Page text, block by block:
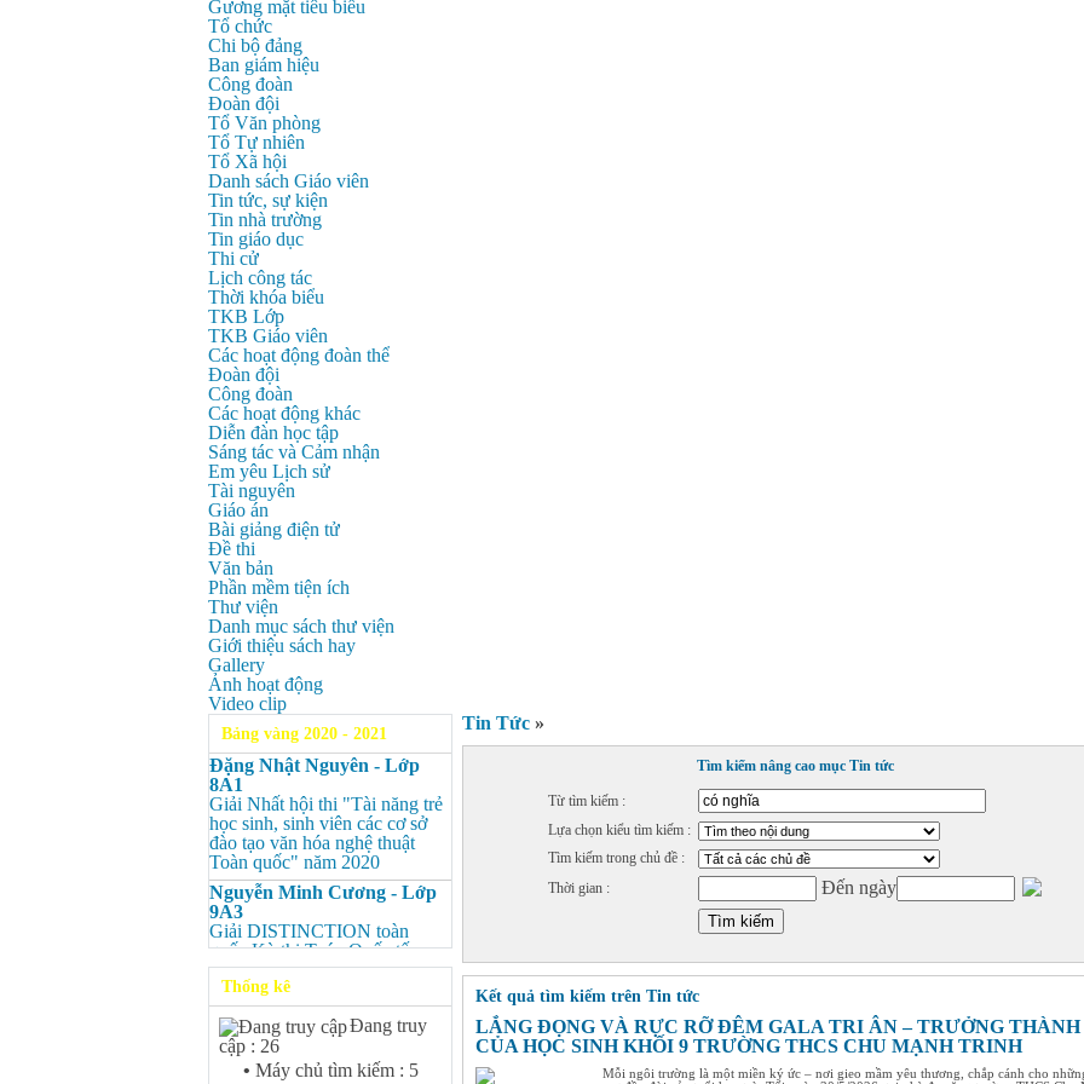
Gương mặt tiêu biểu
Tổ chức
Chi bộ đảng
Ban giám hiệu
Công đoàn
Đoàn đội
Tổ Văn phòng
Tổ Tự nhiên
Tổ Xã hội
Danh sách Giáo viên
Tin tức, sự kiện
Tin nhà trường
Tin giáo dục
Thi cử
Lịch công tác
Thời khóa biểu
TKB Lớp
TKB Giáo viên
Các hoạt động đoàn thể
Đoàn đội
Công đoàn
Các hoạt động khác
Diễn đàn học tập
Sáng tác và Cảm nhận
Em yêu Lịch sử
Tài nguyên
Giáo án
Bài giảng điện tử
Đề thi
Văn bản
Phần mềm tiện ích
Thư viện
Danh mục sách thư viện
Giới thiệu sách hay
Gallery
Ảnh hoạt động
Video clip
Bảng vàng 2020 - 2021
Đặng Nhật Nguyên - Lớp
8A1
Giải Nhất hội thi "Tài năng trẻ
học sinh, sinh viên các cơ sở
đào tạo văn hóa nghệ thuật
Toàn quốc" năm 2020
Nguyễn Minh Cương - Lớp
9A3
Giải DISTINCTION toàn
quốc Kỳ thi Toán Quốc tế
Kangaroo – IKMC 2020
Nguyễn Minh Cương - Lớp
9A3
Giải Ba kỳ thi chọn HSG cấp
tỉnh môn Toán.
Thống kê
Đang truy
cập : 26
• Máy chủ tìm kiếm : 5
Tin Tức »
Tìm kiếm nâng cao mục Tin tức
Từ tìm kiếm :
Lựa chọn kiểu tìm kiếm :
Tìm kiếm trong chủ đề :
Thời gian :
Đến ngày
Kết quả tìm kiếm trên Tin tức
LẮNG ĐỌNG VÀ RỰC RỠ ĐÊM GALA TRI ÂN – TRƯỞNG THÀNH
CỦA HỌC SINH KHỐI 9 TRƯỜNG THCS CHU MẠNH TRINH
Mỗi ngôi trường là một miền ký ức – nơi gieo mầm yêu thương, chắp cánh cho